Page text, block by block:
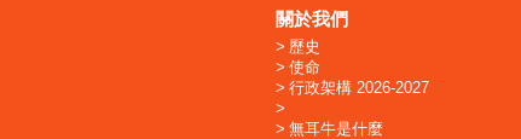
關於我們
歷史
使命
行政架構 2026-2027
無耳牛是什麼